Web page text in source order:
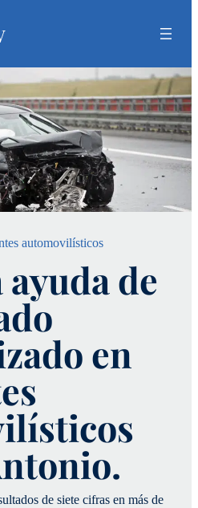
automovilísticos
de
en
de siete cifras en más de